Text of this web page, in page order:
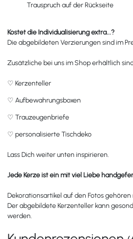
Trauspruch auf der Rückseite
Kostet die Individualisierung extra...?
Die abgebildeten Verzierungen sind im
Zusätzliche bei uns im Shop erhältlich
♡ Kerzenteller
♡ Aufbewahrungsboxen
♡ Trauzeugenbriefe
♡ personalisierte Tischdeko
Lass Dich weiter unten inspirieren.
Jede Kerze ist ein mit viel Liebe
Dekorationsartikel auf den Fotos
Der abgebildete Kerzenteller kann
werden.